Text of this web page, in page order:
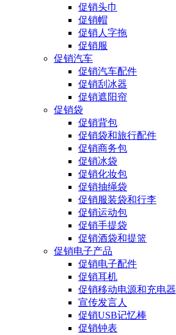
促销头巾
促销帽
促销人字拖
促销服
促销汽车
促销汽车配件
促销刮冰器
促销遮阳帘
促销袋
促销背包
促销袋和旅行配件
促销商务包
促销冰袋
促销化妆包
促销抽绳袋
促销服装袋和行李
促销运动包
促销手提袋
促销酒袋和提篮
促销电子产品
促销电子配件
促销耳机
促销移动电源和充电器
宣传发言人
促销USB记忆棒
促销钟表